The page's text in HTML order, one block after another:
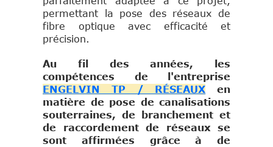
permettant la pose des réseaux de
fibre optique avec efficacité et
précision.
Au fil des années, les
compétences de l'entreprise
ENGELVIN TP / RÉSEAUX en
matière de pose de canalisations
souterraines, de branchement et
de raccordement de réseaux se
sont affirmées grâce à de